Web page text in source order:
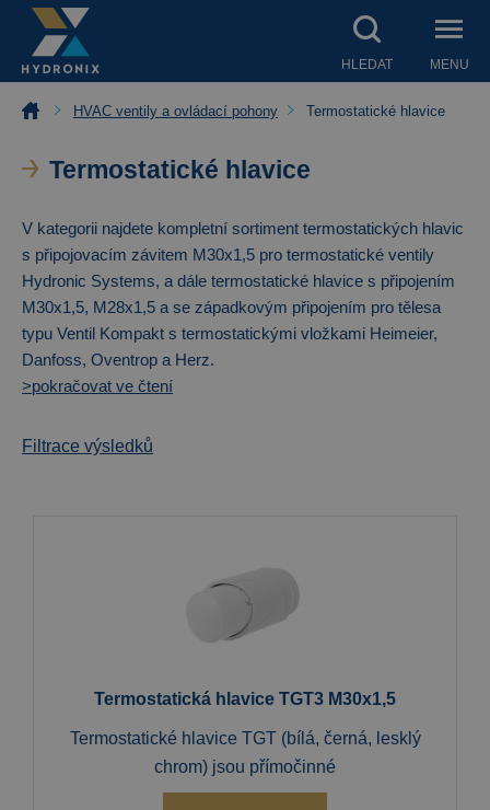
HLEDAT MENU
HVAC ventily a ovládací pohony Termostatické hlavice
Termostatické hlavice
V kategorii najdete kompletní sortiment termostatických hlavic
s připojovacím závitem M30x1,5 pro termostatické ventily
Hydronic Systems, a dále termostatické hlavice s připojením
M30x1,5, M28x1,5 a se západkovým připojením pro tělesa
typu Ventil Kompakt s termostatickými vložkami Heimeier,
Danfoss, Oventrop a Herz.
>pokračovat ve čtení
Filtrace výsledků
Termostatická hlavice TGT3 M30x1,5
Termostatické hlavice TGT (bílá, černá, lesklý
chrom) jsou přímočinné